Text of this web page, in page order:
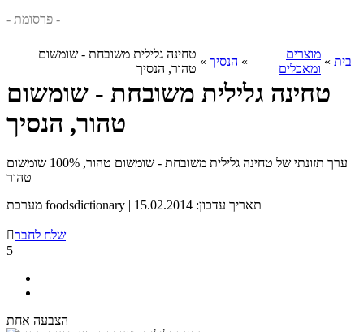
- פרסומת -
בית »
מוצרים
ומאכלים
» הנסיך »
טחינה גלילית משובחת - שומשום
טהור, הנסיך
טחינה גלילית משובחת - שומשום
טהור, הנסיך
ערך תזונתי של טחינה גלילית משובחת - שומשום טהור, 100% שומשום
טהור
מערכת foodsdictionary | תאריך עדכון: 15.02.2014
שלח לחבר
5
הצבעה אחת